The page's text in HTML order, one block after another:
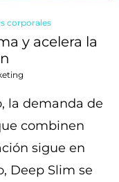
corporales
y acelera la
la demanda de
combinen
sigue en
Deep Slim se